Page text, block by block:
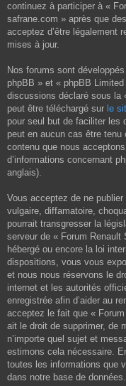
continuez à participer à «
safrane.com » après que
acceptez d’être légalement
mises à jour.
Nos forums sont
phpBB » et « phpBB
discussions déclaré sous la
peut être téléchargé sur le
pour seul but de faciliter les
peut en aucun cas être
contenu que nous
d’informations concernant
anglais).
Vous acceptez de ne
vulgaire, diffamatoire,
pourrait transgresser la
serveur de « Forum Renault
hébergé ou encore la loi
dispositions, vous vous
et nous nous réservons le
internet et les autorités
enregistrée afin d’aider au
acceptez le fait que «
ait le droit de supprimer, de
n’importe quel sujet et
estimons cela nécessaire.
toutes les informations que
dans notre base de